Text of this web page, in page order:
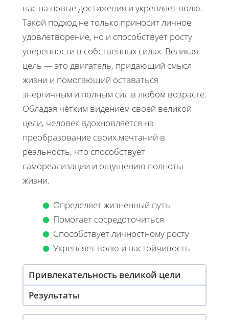
нас на новые достижения и укрепляет волю.
Такой подход не только приносит личное
удовлетворение, но и способствует росту
уверенности в собственных силах. Великая
цель — это двигатель, придающий смысл
жизни и помогающий оставаться
энергичным и полным сил в любом возрасте.
Обладая чётким видением своей великой
цели, человек вдохновляется на
преобразование своих мечтаний в
реальность, что способствует
самореализации и ощущению полноты
жизни.
Определяет жизненный путь
Помогает сосредоточиться
Способствует личностному росту
Укрепляет волю и настойчивость
Привлекательность великой цели
Результаты